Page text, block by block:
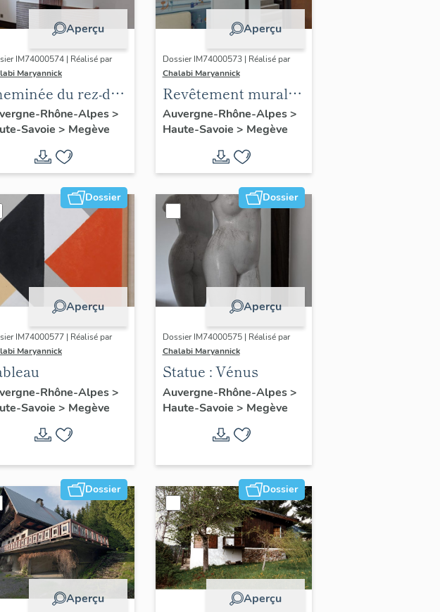
Aperçu
IM74000574 | Réalisé par
Maryannick
du rez-de-
Rhône-Alpes>
Savoie > Megève
Aperçu
Dossier IM74000573 | Réalisé par
Chalabi Maryannick
Revêtement mural :
papier peint
Auvergne-Rhône-Alpes>
Haute-Savoie > Megève
Dossier
Aperçu
IM74000577 | Réalisé par
Maryannick
Rhône-Alpes>
Savoie > Megève
Dossier
Aperçu
Dossier IM74000575 | Réalisé par
Chalabi Maryannick
Statue : Vénus
Auvergne-Rhône-Alpes>
Haute-Savoie > Megève
Dossier
Aperçu
Dossier
Aperçu